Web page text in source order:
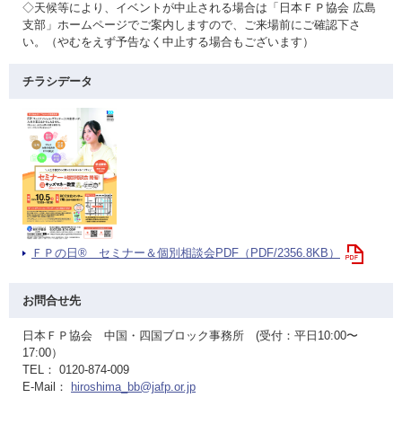
◇天候等により、イベントが中止される場合は「日本ＦＰ協会 広島
支部」ホームページでご案内しますので、ご来場前にご確認下さ
い。（やむをえず予告なく中止する場合もございます）
チラシデータ
ＦＰの日® セミナー＆個別相談会PDF（PDF/2356.8KB）
お問合せ先
日本ＦＰ協会 中国・四国ブロック事務所 (受付：平日10:00〜
17:00）
TEL： 0120-874-009
E-Mail：
hiroshima_bb@jafp.or.jp